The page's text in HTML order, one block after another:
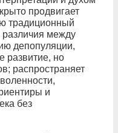
продвигает
традиционный
различия между
депопуляции,
развитие, но
распространяет
и
без